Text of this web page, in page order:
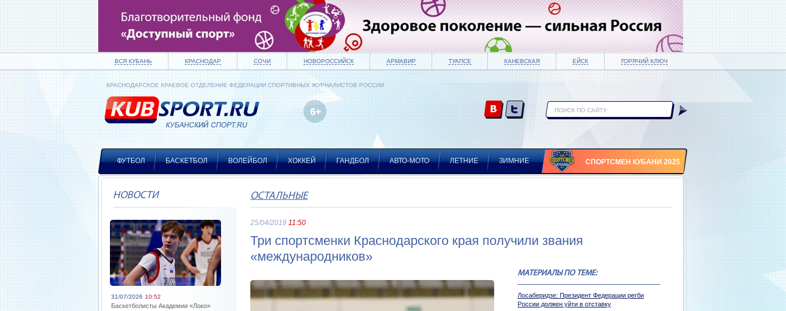
ВСЯ КУБАНЬ КРАСНОДАР СОЧИ НОВОРОССИЙСК АРМАВИР ТУАПСЕ КАНЕВСКАЯ ЕЙСК ГОРЯЧИЙ КЛЮЧ
КРАСНОДАРСКОЕ КРАЕВОЕ ОТДЕЛЕНИЕ ФЕДЕРАЦИИ СПОРТИВНЫХ ЖУРНАЛИСТОВ РОССИИ
ФУТБОЛ БАСКЕТБОЛ ВОЛЕЙБОЛ ХОККЕЙ ГАНДБОЛ АВТО-МОТО ЛЕТНИЕ ЗИМНИЕ СПОРТСМЕН КУБАНИ 2025
НОВОСТИ
31/07/2026 10:52
Баскетболисты Академии «Локо»
ОСТАЛЬНЫЕ
25/04/2019 11:50
Три спортсменки Краснодарского края получили звания
«международников»
МАТЕРИАЛЫ ПО ТЕМЕ:
Лосаберидзе: Президент Федерации регби
России должен уйти в отставку